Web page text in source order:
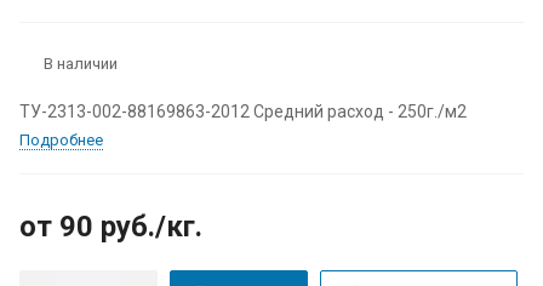
В наличии
ТУ-2313-002-88169863-2012 Средний расход - 250г./м2
Подробнее
от 90 руб./кг.